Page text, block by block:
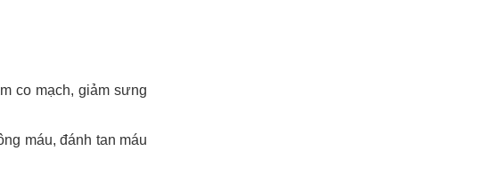
co mạch, giảm sưng
máu, đánh tan máu